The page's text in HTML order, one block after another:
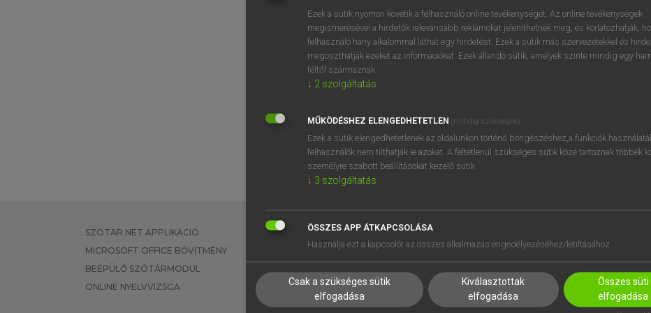
BELÉPÉS
próbaverziójának elindításához
regisztrálok ésbelépek.
REGISZTRÁCIÓ
SZOTAR.NET APPLIKÁCIÓ
MICROSOFT OFFICE BŐVÍTMÉNY
BEÉPÜLŐ SZÓTÁRMODUL
ONLINE NYELVVIZSGA
EGYÉNI FELHASZNÁLÓKNAK
TANULÓKNAK
VÁLLALATI MEGOLDÁSOK
SÚGÓ
RÓLUNK
SÜTI BEÁLLÍTÁSOK
Ezek a sütik nyomon követik a felhasználó online tevékenységét. Az online tevékenységek
megismerésével a hirdetők relevánsabb reklámokat jeleníthetnek meg, és korlátozhatják,
felhasználó hány alkalommal láthat egy hirdetést. Ezek a sütik más szervezetekkel és
megoszthatják ezeket az információkat. Ezek állandó sütik, amelyek szinte mindig egy
féltől származnak.
↓ 2 szolgáltatás
MŰKÖDÉSHEZ ELENGEDHETETLEN (mindig szükséges)
Ezek a sütik elengedhetetlenek az oldalunkon történő böngészéshez,a funkciók
felhasználók nem tilthatják le azokat. A feltétlenül szükséges sütik közé tartoznak többek
személyre szabott beállításokat kezelő sütik.
↓ 3 szolgáltatás
ÖSSZES APP ÁTKAPCSOLÁSA
Használja ezt a kapcsolót az összes alkalmazás engedélyezéséhez/letiltásához.
Csak a szükséges sütik
elfogadása
Kiválasztottak
elfogadása
Összes süti
elfogadása